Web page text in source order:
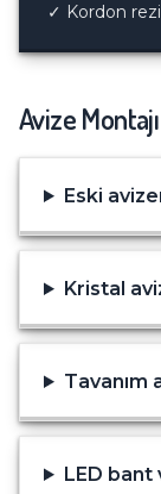
✓ Kordon
Avize Montajı
Eski
Kristal
Tavanım
LED bant